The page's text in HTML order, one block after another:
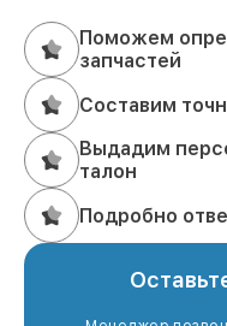
Поможем
запчастей
Составим
Выдадим
талон
Подробно